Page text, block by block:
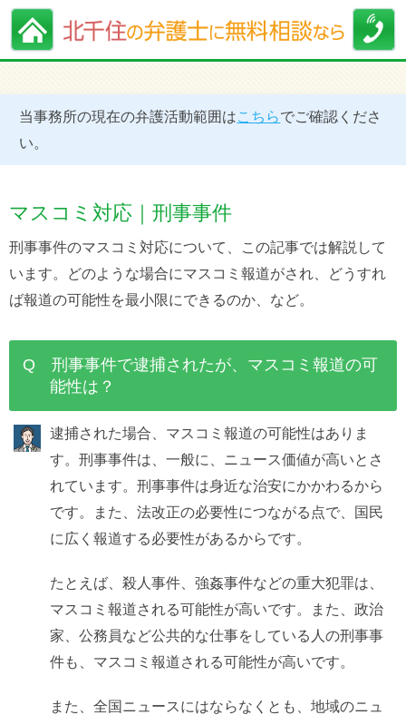
当事務所の現在の弁護活動範囲はこちらでご確認くださ
い。
マスコミ対応｜刑事事件
刑事事件のマスコミ対応について、この記事では解説して
います。どのような場合にマスコミ報道がされ、どうすれ
ば報道の可能性を最小限にできるのか、など。
Q 刑事事件で逮捕されたが、マスコミ報道の可
能性は？
逮捕された場合、マスコミ報道の可能性はありま
す。刑事事件は、一般に、ニュース価値が高いとさ
れています。刑事事件は身近な治安にかかわるから
です。また、法改正の必要性につながる点で、国民
に広く報道する必要性があるからです。
たとえば、殺人事件、強姦事件などの重大犯罪は、
マスコミ報道される可能性が高いです。また、政治
家、公務員など公共的な仕事をしている人の刑事事
件も、マスコミ報道される可能性が高いです。
また、全国ニュースにはならなくとも、地域のニュ